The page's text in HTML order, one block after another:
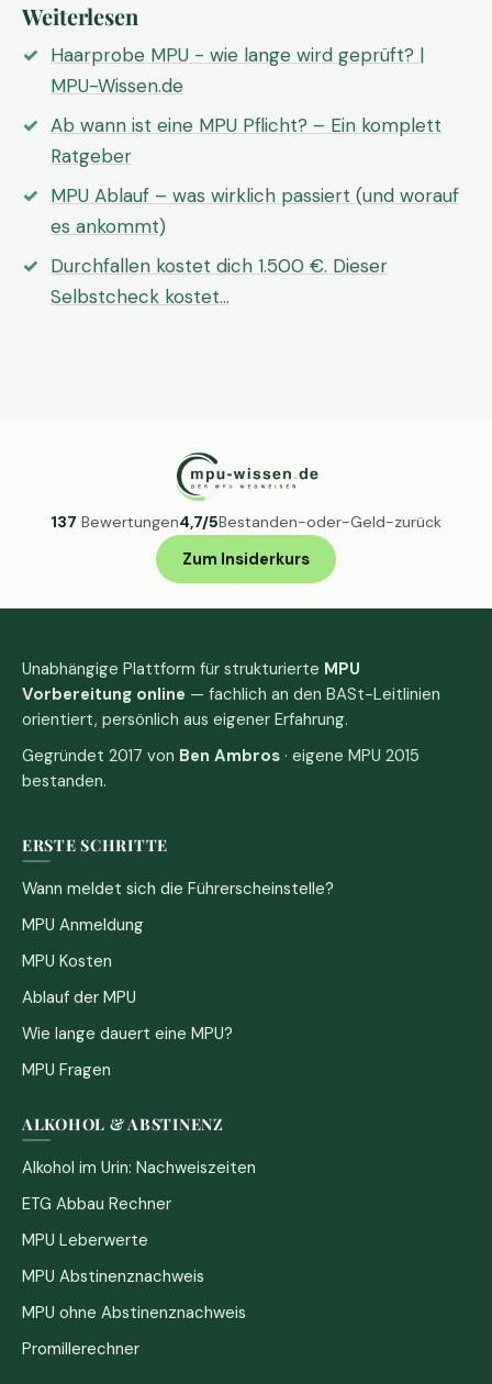
Weiterlesen
Haarprobe MPU - wie lange wird geprüft? |
MPU-Wissen.de
Ab wann ist eine MPU Pflicht? – Ein komplett
Ratgeber
MPU Ablauf – was wirklich passiert (und worauf
es ankommt)
Durchfallen kostet dich 1.500 €. Dieser
Selbstcheck kostet…
137 Bewertungen4,7/5Bestanden-oder-Geld-zurück
Zum Insiderkurs
Unabhängige Plattform für strukturierte MPU
Vorbereitung online — fachlich an den BASt-Leitlinien
orientiert, persönlich aus eigener Erfahrung.
Gegründet 2017 von Ben Ambros · eigene MPU 2015
bestanden.
ERSTE SCHRITTE
Wann meldet sich die Führerscheinstelle?
MPU Anmeldung
MPU Kosten
Ablauf der MPU
Wie lange dauert eine MPU?
MPU Fragen
ALKOHOL & ABSTINENZ
Alkohol im Urin: Nachweiszeiten
ETG Abbau Rechner
MPU Leberwerte
MPU Abstinenznachweis
MPU ohne Abstinenznachweis
Promillerechner